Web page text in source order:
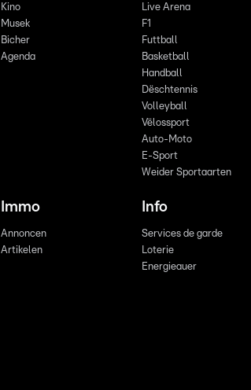
Kino
Musek
Bicher
Agenda
Live Arena
F1
Futtball
Basketball
Handball
Dëschtennis
Volleyball
Vëlossport
Auto-Moto
E-Sport
Weider Sportaarten
Immo
Annoncen
Artikelen
Info
Services de garde
Loterie
Energieauer